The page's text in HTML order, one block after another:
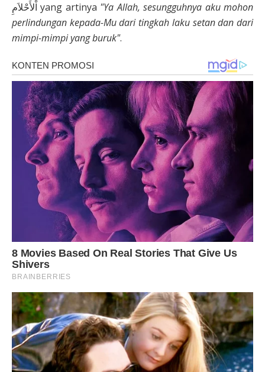
اْلأَحْلاَمِ yang artinya "Ya Allah, sesungguhnya aku mohon
perlindungan kepada-Mu dari tingkah laku setan dan dari
mimpi-mimpi yang buruk".